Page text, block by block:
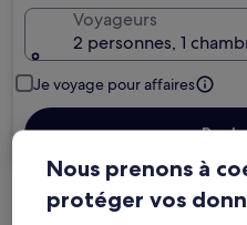
Voyageurs
2 personnes, 1
Je voyage pour affaires
Nous prenons à
protéger vos